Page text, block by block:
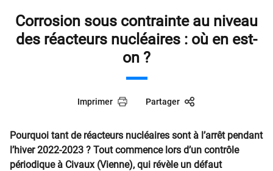
Corrosion sous contrainte au niveau
des réacteurs nucléaires : où en est-
on ?
Imprimer Partager
Pourquoi tant de réacteurs nucléaires sont à l’arrêt pendant
l’hiver 2022-2023 ? Tout commence lors d’un contrôle
périodique à Civaux (Vienne), qui révèle un défaut